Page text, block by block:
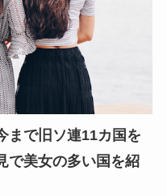
まで旧ソ連11カ国を
で美女の多い国を紹